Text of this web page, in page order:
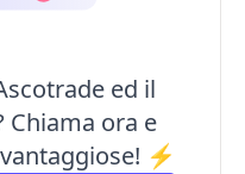
ed il
ora e
⚡